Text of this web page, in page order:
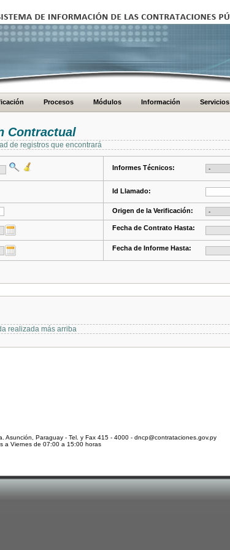
Procesos Módulos Información Servicios
Contractual
de registros que encontrará
Informes Técnicos:
Id Llamado:
Origen de la Verificación:
Fecha de Contrato Hasta:
Fecha de Informe Hasta:
realizada más arriba
Asunción, Paraguay - Tel. y Fax 415 - 4000 - dncp@contrataciones.gov.py
a Viernes de 07:00 a 15:00 horas